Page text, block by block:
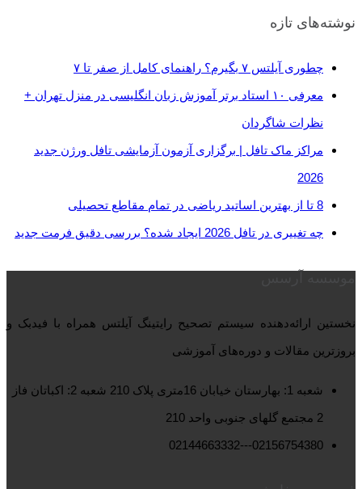
نوشته‌های تازه
چطوری آیلتس ۷ بگیرم؟ راهنمای کامل از صفر تا ۷
معرفی ۱۰ استاد برتر آموزش زبان انگلیسی در منزل تهران +
نظرات شاگردان
مراکز ماک تافل | برگزاری آزمون آزمایشی تافل ورژن جدید
2026
8 تا از بهترین اساتید ریاضی در تمام مقاطع تحصیلی
چه تغییری در تافل 2026 ایجاد شده؟ بررسی دقیق فرمت جدید
نخستین ارائه‌دهنده‌ سیستم تصحیح رایتینگ آیلتس همراه با فیدبک و
بروزترین مقالات و دوره‌های آموزشی
شعبه 1: بهارستان خیابان 16متری پلاک 210 شعبه 2: اکباتان فاز
2 مجتمع گلهای جنوبی واحد 210
02156754380---02144663332